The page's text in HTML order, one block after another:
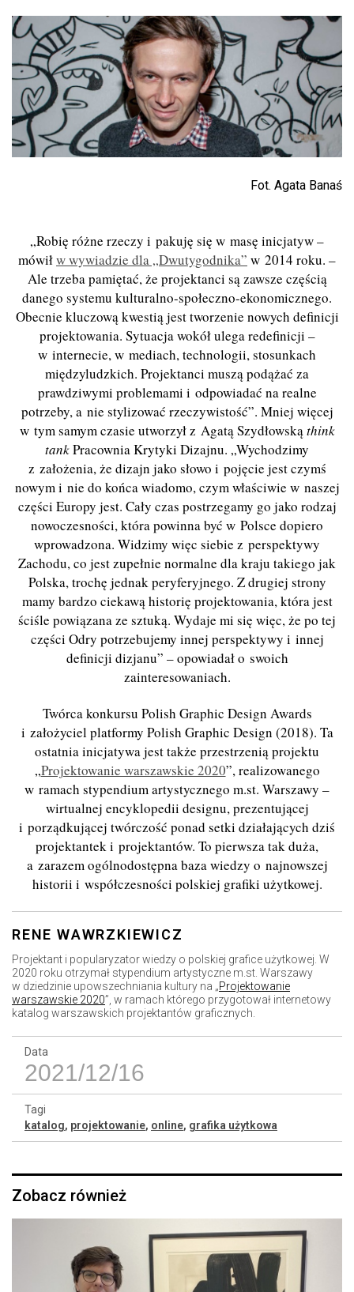
Fot. Agata Banaś
„Robię różne rzeczy i pakuję się w masę inicjatyw –
mówiłw wywiadzie dla „Dwutygodnika” w 2014 roku. –
Ale trzeba pamiętać, że projektanci są zawsze częścią
danego systemu kulturalno-społeczno-ekonomicznego.
Obecnie kluczową kwestią jest tworzenie nowych definicji
projektowania. Sytuacja wokół ulega redefinicji –
w internecie, w mediach, technologii, stosunkach
międzyludzkich. Projektanci muszą podążać za
prawdziwymi problemami i odpowiadać na realne
potrzeby, a nie stylizować rzeczywistość”. Mniej więcej
w tym samym czasie utworzył z Agatą Szydłowskąthink
tankPracownia Krytyki Dizajnu. „Wychodzimy
z założenia, że dizajn jako słowo i pojęcie jest czymś
nowym i nie do końca wiadomo, czym właściwie w naszej
części Europy jest. Cały czas postrzegamy go jako rodzaj
nowoczesności, która powinna być w Polsce dopiero
wprowadzona. Widzimy więc siebie z perspektywy
Zachodu, co jest zupełnie normalne dla kraju takiego jak
Polska, trochę jednak peryferyjnego. Z drugiej strony
mamy bardzo ciekawą historię projektowania, która jest
ściśle powiązana ze sztuką. Wydaje mi się więc, że po tej
części Odry potrzebujemy innej perspektywy i innej
definicji dizjanu” – opowiadał o swoich
zainteresowaniach.
Twórca konkursu Polish Graphic Design Awards
i założyciel platformy Polish Graphic Design (2018). Ta
ostatnia inicjatywa jest także przestrzenią projektu
„Projektowanie warszawskie 2020”, realizowanego
w ramach stypendium artystycznego m.st. Warszawy –
wirtualnej encyklopedii designu, prezentującej
i porządkującej twórczość ponad setki działających dziś
projektantek i projektantów. To pierwsza tak duża,
a zarazem ogólnodostępna baza wiedzy o najnowszej
historii i współczesności polskiej grafiki użytkowej.
RENE WAWRZKIEWICZ
Projektant i popularyzator wiedzy o polskiej grafice użytkowej. W
2020 roku otrzymał stypendium artystyczne m.st. Warszawy
w dziedzinie upowszechniania kultury na „Projektowanie
warszawskie 2020”, w ramach którego przygotował internetowy
katalog warszawskich projektantów graficznych.
Data
2021/12/16
Tagi
katalog, projektowanie, online, grafika użytkowa
Zobacz również